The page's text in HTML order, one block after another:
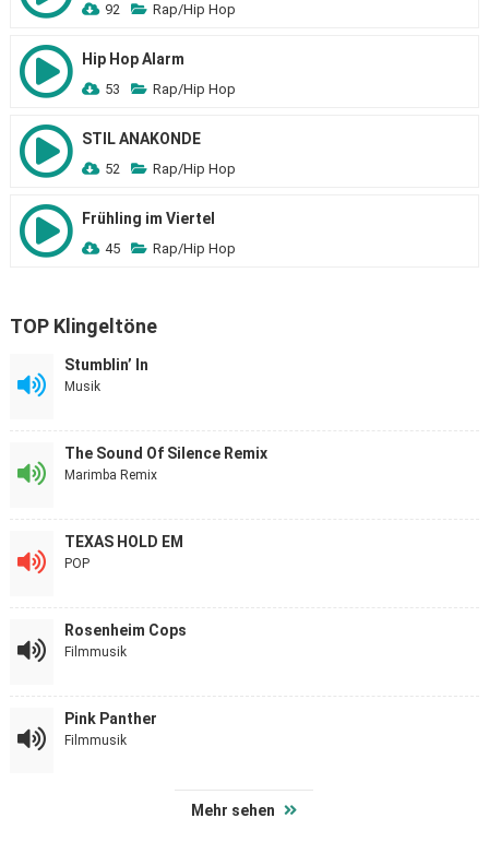
92 Rap/Hip Hop
Hip Hop Alarm
53 Rap/Hip Hop
STIL ANAKONDE
52 Rap/Hip Hop
Frühling im Viertel
45 Rap/Hip Hop
TOP Klingeltöne
Stumblin’ In
Musik
The Sound Of Silence Remix
Marimba Remix
TEXAS HOLD EM
POP
Rosenheim Cops
Filmmusik
Pink Panther
Filmmusik
Mehr sehen